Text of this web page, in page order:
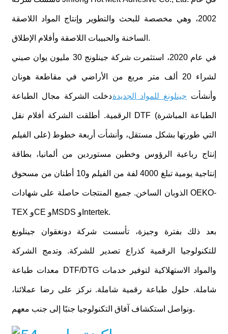
2002، وهي مخصصة للبحث والتطوير وإنتاج المواد اللاصقة
الساخنة والحبيبات اللاصقة وأفلام الإطلاق.
في عام 2020، استثمرت شركة جينلونج 30 مليون يوان صيني
لشراء 20 ألف متر مربع من الأراضي في مقاطعة هونان
وأنشأت جينلونغ للمواد الجديدةدخلت الشركة مجال الطباعة
الرقمية. أطلقت الشركة أفلام نقل DTF (الطباعة المباشرة
على الفيلم) التي طورتها بشكل مستقل، وأنشأت أربعة خطوط
إنتاج رباعية الرؤوس وخطين مستوردين من ألمانيا، بطاقة
إنتاجية يومية تبلغ 4000 لفة من الفيلم و10 أطنان من مسحوق
الذوبان الساخن. جميع المنتجات حاصلة على شهادات OEKO-
TEX وCE وMSDS وIntertek.
بعد ذلك بفترة وجيزة، تأسست شركة دونغقوان جينلونغ
للتكنولوجيا الرقمية كذراع تصدير للشركة. وتدمج الشركة
معدات طباعة DTF/DTG والمواد الاستهلاكية لتوفير خدمات
شاملة. حلول طباعة رقمية شاملة. نركز على رضا عملائنا،
ونواصل استكشاف آفاق التكنولوجيا جنبًا إلى جنب معهم.